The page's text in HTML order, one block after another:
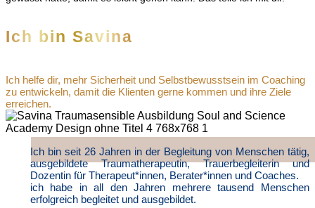
Ich bin Savina
Ich helfe dir, mehr Sicherheit und Selbstbewusstsein im Coaching
zu entwickeln, damit die Klienten gerne kommen und ihre Ziele
erreichen.
Ich bin seit 26 Jahren in der Begleitung von Menschen tätig,
ausgebildete Traumatherapeutin, Trauerbegleiterin und
Dozentin für Therapeut*innen, Berater*innen und Coaches.
ich habe in all den Jahren mehrere tausend Menschen
erfolgreich begleitet und ausgebildet.